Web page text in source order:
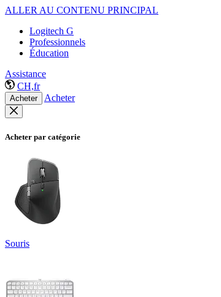
ALLER AU CONTENU PRINCIPAL
Logitech G
Professionnels
Éducation
Assistance
CH,fr
Acheter Acheter
Acheter par catégorie
Souris